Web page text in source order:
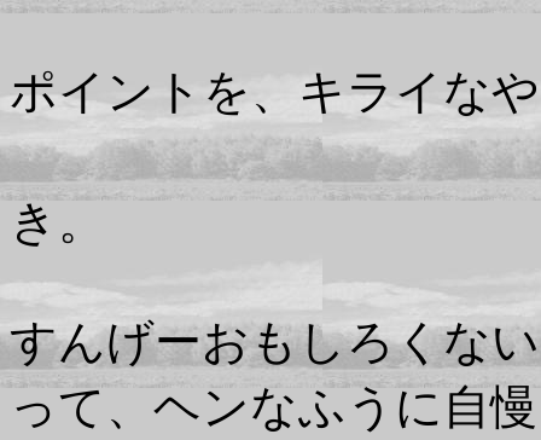
行く場
ポイントを、キライな
ければ
き。
すんげーおもしろくな
って、ヘンなふうに自